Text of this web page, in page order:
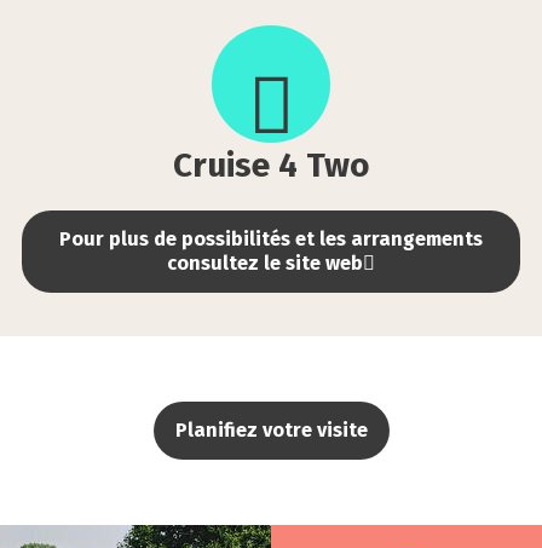
Cruise 4 Two
Pour plus de possibilités et les arrangements
consultez le site web
Planifiez votre visite